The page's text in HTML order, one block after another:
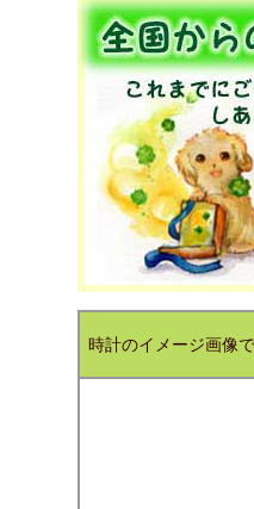
時計のイメージ画像